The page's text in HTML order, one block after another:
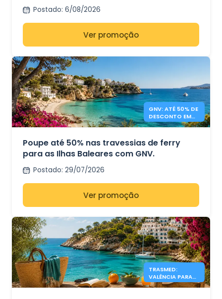
Postado: 6/08/2026
Ver promoção
GNV: ATÉ 50% DE
DESCONTO EM
FERRIES PARA AS
Poupe até 50% nas travessias de ferry
para as Ilhas Baleares com GNV.
Postado: 29/07/2026
Ver promoção
TRASMED:
VALÊNCIA PARA
IBIZA E MAIORCA